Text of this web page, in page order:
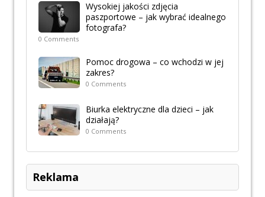
Wysokiej jakości zdjęcia
paszportowe – jak wybrać idealnego
fotografa?
0 Comments
Pomoc drogowa – co wchodzi w jej
zakres?
0 Comments
Biurka elektryczne dla dzieci – jak
działają?
0 Comments
Reklama